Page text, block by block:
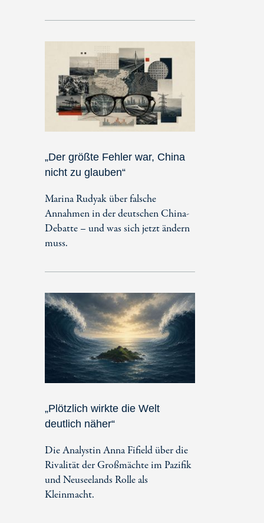
„Der größte Fehler war, China
nicht zu glauben“
Marina Rudyak über falsche
Annahmen in der deutschen China-
Debatte – und was sich jetzt ändern
muss.
„Plötzlich wirkte die Welt
deutlich näher“
Die Analystin Anna Fifield über die
Rivalität der Großmächte im Pazifik
und Neuseelands Rolle als
Kleinmacht.